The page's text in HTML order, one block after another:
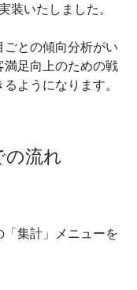
装いたしました。
ごとの傾向分析がい
満足向上のための戦
ようになります。
の流れ
集計」メニューを